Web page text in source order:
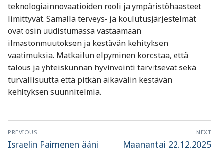
teknologiainnovaatioiden rooli ja ympäristöhaasteet
limittyvät. Samalla terveys- ja koulutusjärjestelmät
ovat osin uudistumassa vastaamaan
ilmastonmuutoksen ja kestävän kehityksen
vaatimuksia. Matkailun elpyminen korostaa, että
talous ja yhteiskunnan hyvinvointi tarvitsevat sekä
turvallisuutta että pitkän aikavälin kestävän
kehityksen suunnitelmia.
Artikkelien
selaus
PREVIOUS
Previous
Israelin Paimenen ääni
NEXT
Next
Maanantai 22.12.2025